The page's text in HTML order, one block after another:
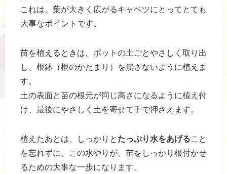
これは、葉が大きく広がるキャベツにとってとても
大事なポイントです。
苗を植えるときは、ポットの土ごとやさしく取り出
し、根鉢（根のかたまり）を崩さないように植えま
す。
土の表面と苗の根元が同じ高さになるように植え付
け、最後にやさしく土を寄せて手で押さえます。
植えたあとは、しっかりと たっぷり水をあげること
を忘れずに。この水やりが、苗をしっかり根付かせ
るための大事な一歩になります。